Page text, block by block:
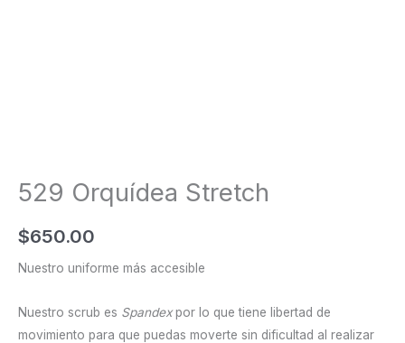
529 Orquídea Stretch
$650.00
Nuestro uniforme más accesible
Nuestro scrub es Spandexpor lo que tiene libertad de
movimiento para que puedas moverte sin dificultad al realizar